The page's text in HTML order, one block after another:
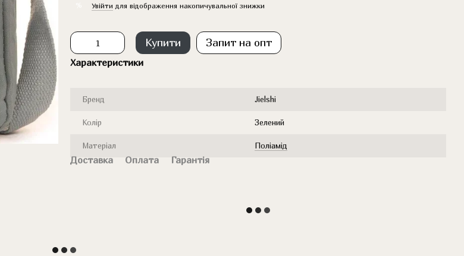
Увійти для відображення накопичувальної знижки
Купити Запит на опт
Характеристики
Бренд Jielshi
Колір Зелений
Матеріал Поліамід
Доставка Оплата Гарантія